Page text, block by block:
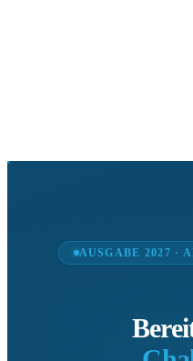
AUSGABE 2027 ·